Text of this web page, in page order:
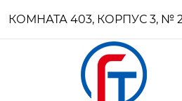
КОМНАТА 403, КОРПУС 3,